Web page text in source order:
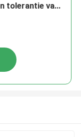
tolerantie van